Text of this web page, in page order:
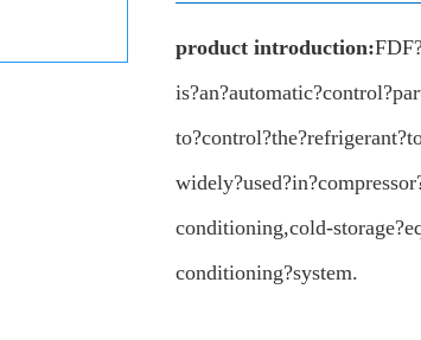
product introduction:
conditioning,cold-
conditioning?system.